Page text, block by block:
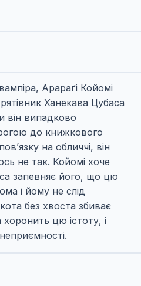
Арараґі Койомі
Ханекава Цубаса
він випадково
до книжкового
на обличчі, він
не так. Койомі хоче
запевняє його, що цю
і йому не слід
без хвоста збиває
цю істоту, і